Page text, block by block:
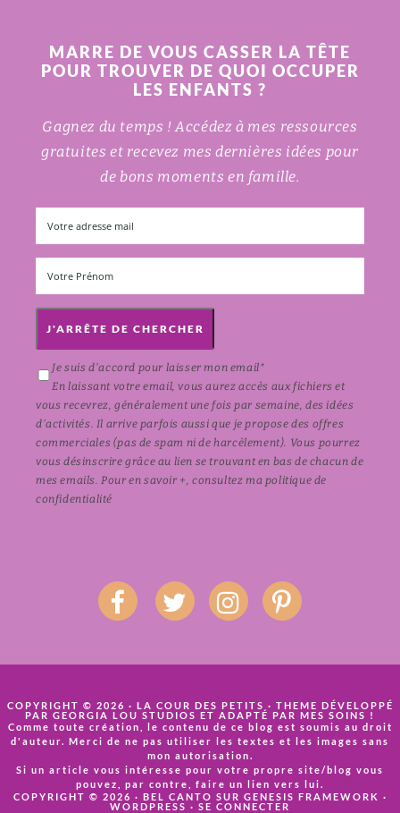
MARRE DE VOUS CASSER LA TÊTE
POUR TROUVER DE QUOI OCCUPER
LES ENFANTS ?
Gagnez du temps ! Accédez à mes ressources
gratuites et recevez mes dernières idées pour
de bons moments en famille.
J'ARRÊTE DE CHERCHER
Je suis d'accord pour laisser mon email*
En laissant votre email, vous aurez accès aux fichiers et
vous recevrez, généralement une fois par semaine, des idées
d'activités. Il arrive parfois aussi que je propose des offres
commerciales (pas de spam ni de harcèlement). Vous pourrez
vous désinscrire grâce au lien se trouvant en bas de chacun de
mes emails. Pour en savoir +, consultez ma politique de
confidentialité
COPYRIGHT © 2026 · LA COUR DES PETITS · THEME DÉVELOPPÉ
PAR GEORGIA LOU STUDIOS ET ADAPTÉ PAR MES SOINS !
Comme toute création, le contenu de ce blog est soumis au droit
d'auteur. Merci de ne pas utiliser les textes et les images sans
mon autorisation.
Si un article vous intéresse pour votre propre site/blog vous
pouvez, par contre, faire un lien vers lui.
COPYRIGHT © 2026 · BEL CANTO SUR GENESIS FRAMEWORK ·
WORDPRESS · SE CONNECTER